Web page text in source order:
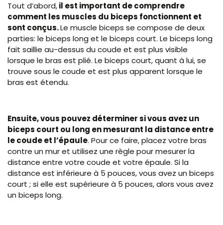
Tout d’abord,il est important de comprendre
comment les muscles du biceps fonctionnent et
sont conçus.Le muscle biceps se compose de deux
parties: le biceps long et le biceps court. Le biceps long
fait saillie au-dessus du coude et est plus visible
lorsque le bras est plié. Le biceps court, quant à lui, se
trouve sous le coude et est plus apparent lorsque le
bras est étendu.
Ensuite, vous pouvez déterminer si vous avez un
biceps court ou long en mesurant la distance entre
le coude et l’épaule. Pour ce faire, placez votre bras
contre un mur et utilisez une règle pour mesurer la
distance entre votre coude et votre épaule. Si la
distance est inférieure à 5 pouces, vous avez un biceps
court ; si elle est supérieure à 5 pouces, alors vous avez
un biceps long.